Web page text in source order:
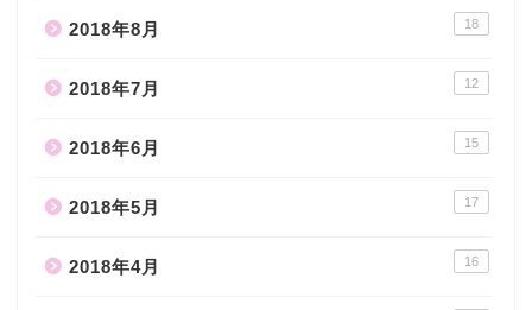
2018年8月 18
2018年7月 12
2018年6月 15
2018年5月 17
2018年4月 16